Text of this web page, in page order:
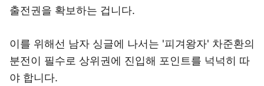
출전권을 확보하는 겁니다.
이를 위해선 남자 싱글에 나서는 '피겨왕자' 차준환의
분전이 필수로 상위권에 진입해 포인트를 넉넉히 따
야 합니다.